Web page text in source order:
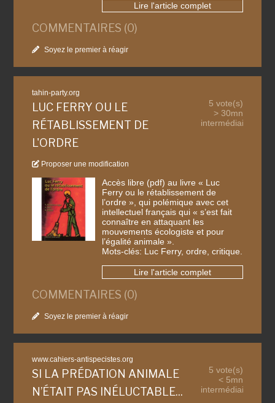
Lire l'article complet
COMMENTAIRES (0)
Soyez le premier à réagir
tahin-party.org
LUC FERRY OU LE
RÉTABLISSEMENT DE
L'ORDRE
Proposer une modification
5 vote(s)
> 30mn
intermédiaire
Accès libre (pdf) au livre « Luc
Ferry ou le rétablissement de
l’ordre », qui polémique avec cet
intellectuel français qui « s’est fait
connaître en attaquant les
mouvements écologiste et pour
l’égalité animale ».
Mots-clés: Luc Ferry, ordre, critique.
Lire l'article complet
COMMENTAIRES (0)
Soyez le premier à réagir
www.cahiers-antispecistes.org
SI LA PRÉDATION ANIMALE
N’ÉTAIT PAS INÉLUCTABLE...
5 vote(s)
< 5mn
intermédiaire